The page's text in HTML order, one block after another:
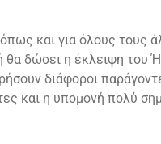
και για όλους τους
δώσει η έκλειψη
διάφοροι
και η υπομονή πολύ